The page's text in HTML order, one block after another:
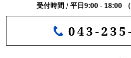
受付時間 / 平日9:00 - 18:00 （
043-